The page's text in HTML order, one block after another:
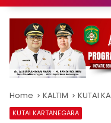
Home KALTIM KUTAI
KUTAI KARTANEGARA